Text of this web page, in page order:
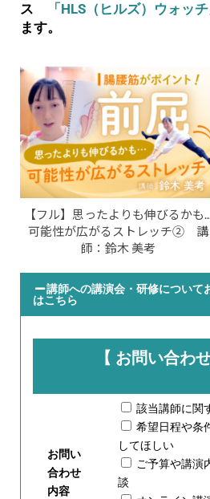
ス
「HLS（ヒルズ）ウォッチ
ます。
【フル】思ったよりも伸びるかも
可能性が広がるストレッチ② 講
師：鈴木 美考
講師への講演会・研修について
はこちら
【 お問い合わ
お問い
合わせ
内容
該当講師に関
希望日程や条
してほしい
ご予算や講演
談